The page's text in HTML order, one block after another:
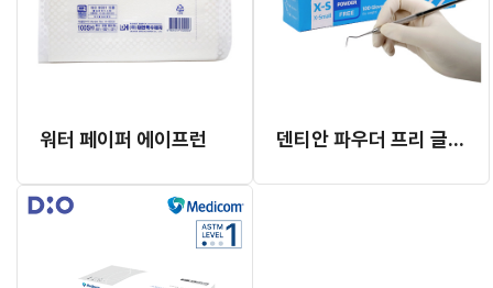
워터 페이퍼 에이프런 덴티안 파우더 프리 글러브 플러스